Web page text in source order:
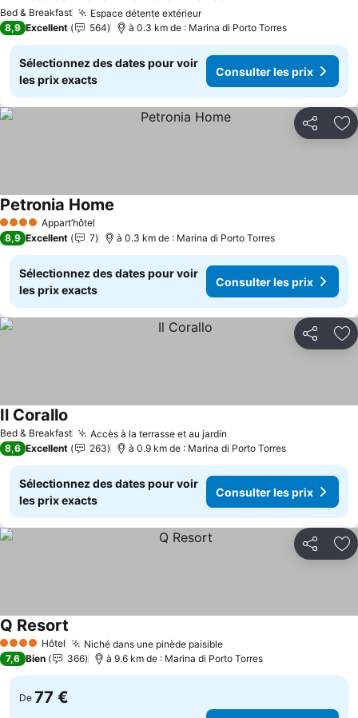
Bed & Breakfast Espace détente extérieur
8,9 Excellent 564 à 0.3 km de : Marina di Porto Torres
Sélectionnez des dates pour voir
les prix exacts
Consulter les prix
Partager
4 Étoiles Appart’hôtel
Petronia Home
8,9 Excellent 7 à 0.3 km de : Marina di Porto Torres
Sélectionnez des dates pour voir
les prix exacts
Consulter les prix
Partager
Bed & Breakfast Accès à la terrasse et au jardin
Il Corallo
8,6 Excellent 263 à 0.9 km de : Marina di Porto Torres
Sélectionnez des dates pour voir
les prix exacts
Consulter les prix
Partager
4 Étoiles Hôtel Niché dans une pinède paisible
Q Resort
7,6 Bien 366 à 9.6 km de : Marina di Porto Torres
De 77 €